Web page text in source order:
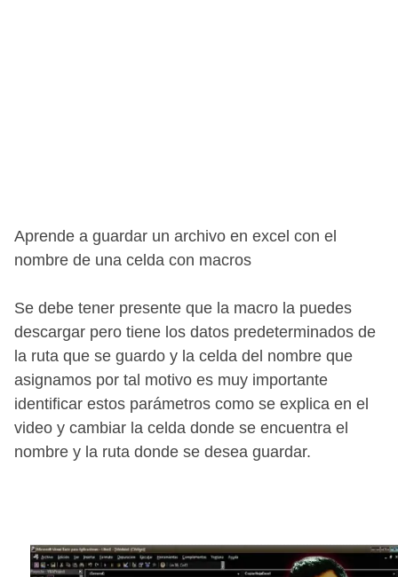
Aprende a guardar un archivo en excel con el
nombre de una celda con macros
Se debe tener presente que la macro la puedes
descargar pero tiene los datos predeterminados de
la ruta que se guardo y la celda del nombre que
asignamos por tal motivo es muy importante
identificar estos parámetros como se explica en el
video y cambiar la celda donde se encuentra el
nombre y la ruta donde se desea guardar.